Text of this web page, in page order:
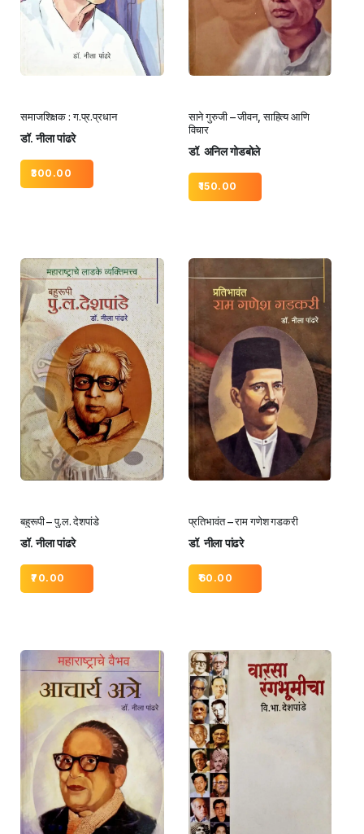
समाजशिक्षक : ग.प्र.प्रधान
डॉ. नीला पांढरे
300.00
साने गुरुजी – जीवन, साहित्य आणि
विचार
डॉ. अनिल गोडबोले
150.00
बहुरूपी – पु.ल. देशपांडे
डॉ. नीला पांढरे
70.00
प्रतिभावंत – राम गणेश गडकरी
डॉ. नीला पांढरे
60.00